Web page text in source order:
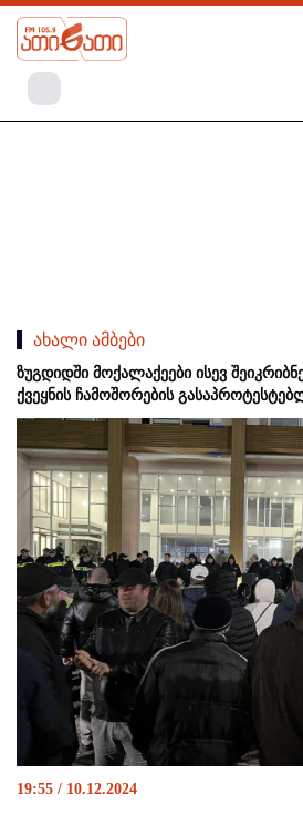
ახალი ამბები
ზუგდიდში მოქალაქეები ისევ
ქვეყნის ჩამოშორების
19:55 / 10.12.2024